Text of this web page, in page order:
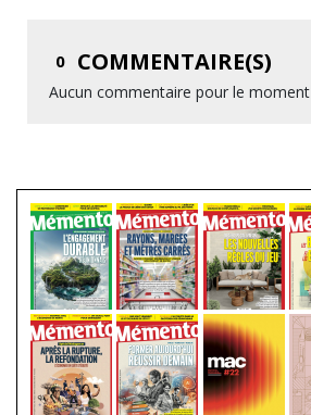
0 COMMENTAIRE(S)
Aucun commentaire pour le moment